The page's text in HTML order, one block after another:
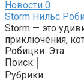
Новости 0
Storm Нильс
Storm — это
приключения,
Робицки. Эта
Поиск:
Рубрики